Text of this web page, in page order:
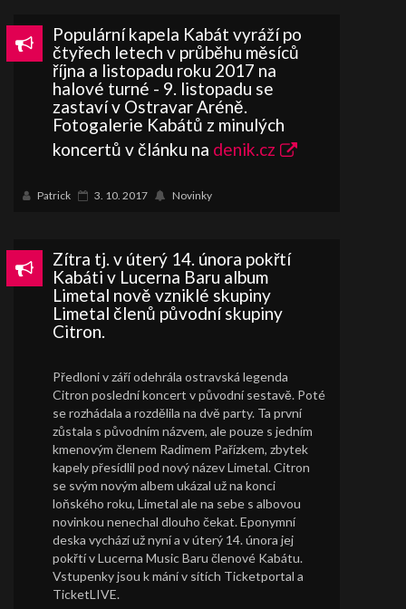
Populární kapela Kabát vyráží po
čtyřech letech v průběhu měsíců
října a listopadu roku 2017 na
halové turné - 9. listopadu se
zastaví v Ostravar Aréně.
Fotogalerie Kabátů z minulých
koncertů v článku na denik.cz
Patrick 3. 10. 2017 Novinky
Zítra tj. v úterý 14. února pokřtí
Kabáti v Lucerna Baru album
Limetal nově vzniklé skupiny
Limetal členů původní skupiny
Citron.
Předloni v září odehrála ostravská legenda
Citron poslední koncert v původní sestavě. Poté
se rozhádala a rozdělila na dvě party. Ta první
zůstala s původním názvem, ale pouze s jedním
kmenovým členem Radimem Pařízkem, zbytek
kapely přesídlil pod nový název Limetal. Citron
se svým novým albem ukázal už na konci
loňského roku, Limetal ale na sebe s albovou
novinkou nenechal dlouho čekat. Eponymní
deska vychází už nyní a v úterý 14. února jej
pokřtí v Lucerna Music Baru členové Kabátu.
Vstupenky jsou k mání v sítích Ticketportal a
TicketLIVE.